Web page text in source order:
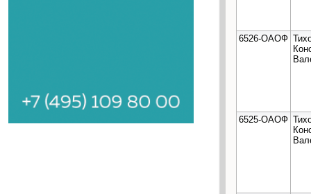
6526-ОАОФ
6525-ОАОФ